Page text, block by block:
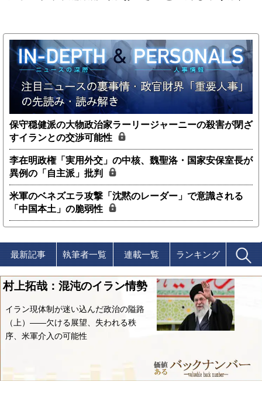
保守穏健派の大物政治家ラーリージャーニーの殺害が閉ざ
すイランとの交渉可能性
李在明政権「実用外交」の中核、魏聖洛・国家安保室長が
異例の「自主派」批判
米軍のベネズエラ攻撃「沈黙のレーダー」で意識される
「中国本土」の脆弱性
最新記事 執筆者一覧 連載一覧 ランキング
村上拓哉：混沌のイラン情勢
イラン現体制が迷い込んだ政治の隘路
（上）――欠ける展望、失われる秩
序、米軍介入の可能性